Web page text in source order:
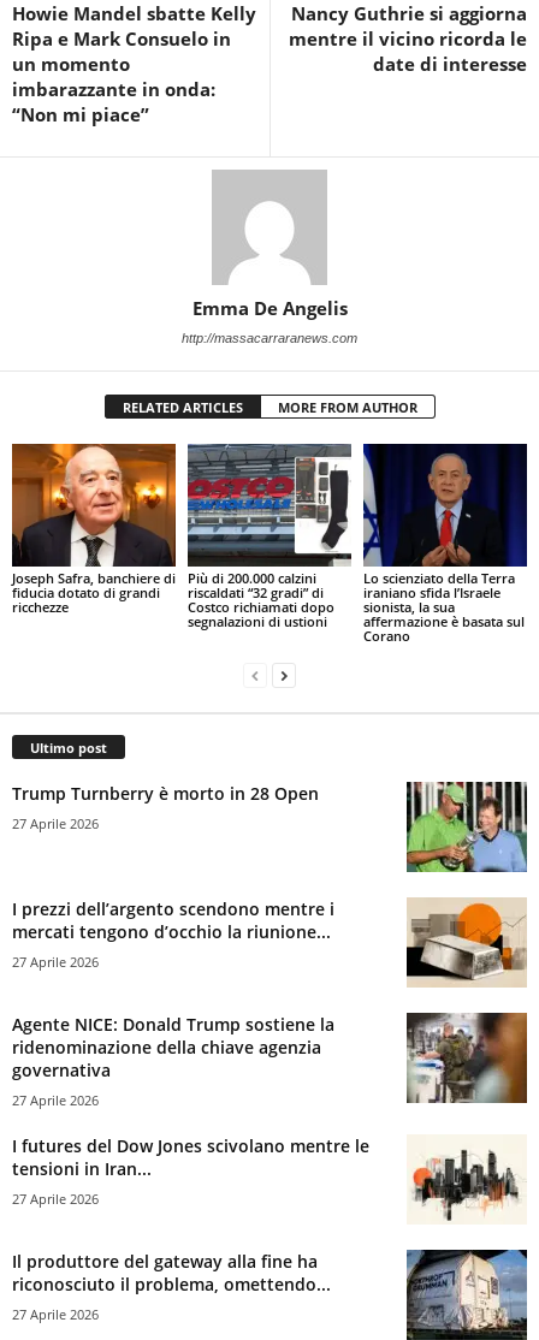
Howie Mandel sbatte Kelly
Ripa e Mark Consuelo in
un momento
imbarazzante in onda:
“Non mi piace”
Nancy Guthrie si aggiorna
mentre il vicino ricorda le
date di interesse
Emma De Angelis
http://massacarraranews.com
RELATED ARTICLES MORE FROM AUTHOR
Joseph Safra, banchiere di
fiducia dotato di grandi
ricchezze
Più di 200.000 calzini
riscaldati “32 gradi” di
Costco richiamati dopo
segnalazioni di ustioni
Lo scienziato della Terra
iraniano sfida l’Israele
sionista, la sua
affermazione è basata sul
Corano
Ultimo post
Trump Turnberry è morto in 28 Open
27 Aprile 2026
I prezzi dell’argento scendono mentre i
mercati tengono d’occhio la riunione...
27 Aprile 2026
Agente NICE: Donald Trump sostiene la
ridenominazione della chiave agenzia
governativa
27 Aprile 2026
I futures del Dow Jones scivolano mentre le
tensioni in Iran...
27 Aprile 2026
Il produttore del gateway alla fine ha
riconosciuto il problema, omettendo...
27 Aprile 2026